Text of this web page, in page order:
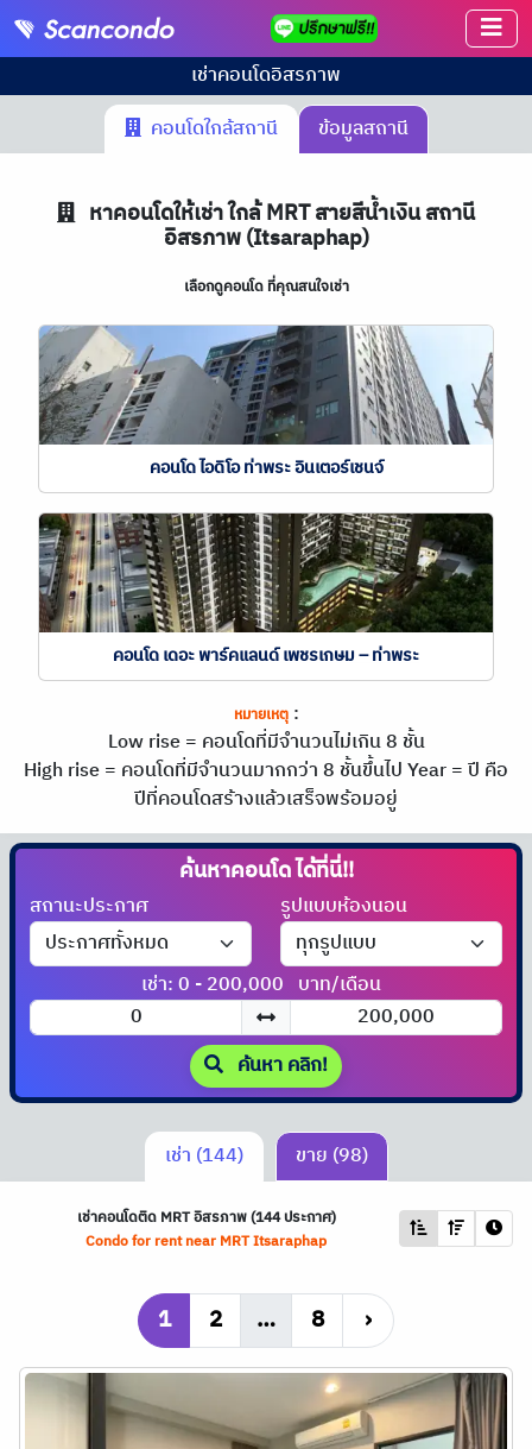
เช่าคอนโดอิสรภาพ
คอนโดใกล้สถานี
ข้อมูลสถานี
หาคอนโดให้เช่า ใกล้ MRT สายสีน้ำเงิน สถานี
อิสรภาพ (Itsaraphap)
เลือกดูคอนโด ที่คุณสนใจเช่า
คอนโด ไอดิโอ ท่าพระ อินเตอร์เชนจ์
คอนโด เดอะ พาร์คแลนด์ เพชรเกษม – ท่าพระ
หมายเหตุ:
Low rise = คอนโดที่มีจำนวนไม่เกิน 8 ชั้น
High rise = คอนโดที่มีจำนวนมากกว่า 8 ชั้นขึ้นไปYear = ปี คือ
ปีที่คอนโดสร้างแล้วเสร็จพร้อมอยู่
ค้นหาคอนโดได้ที่นี่!!
สถานะประกาศ รูปแบบห้องนอน
เช่า: 0 - 200,000 บาท/เดือน
ค้นหา คลิก!
เช่า (144) ขาย (98)
เช่าคอนโดติด MRTอิสรภาพ (144 ประกาศ)
Condo for rent near MRTItsaraphap
1 2 … 8 ›